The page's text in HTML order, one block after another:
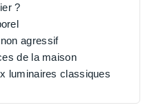
?
agressif
de la maison
luminaires classiques